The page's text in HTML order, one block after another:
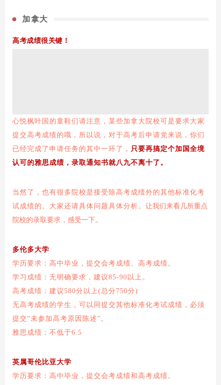
加拿大
高考成绩很关键！
心悦枫叶国的童鞋们请注意，某些加拿大院校可是要求大家
提交高考成绩的哦，所以说，对于高考后申请党来说，你们
已经完成了申请任务的其中一环了， 只要再搞定个加国全境
认可的雅思成绩，录取通知书就八九不离十了。
当然了，也有很多院校是接受除高考成绩外的其他标准化考
试成绩的。大家还请具体问题具体分析。 让我们来看几所重点
院校的录取要求，感受一下。
多伦多大学
学历要求：高中毕业，提交会考成绩、高考成绩。
学习成绩：无明确要求，建议85-90以上。
高考成绩：建议580分以上(总分750分)
无高考成绩的学生，可以同提交其他标准化考试成绩，必须
提交“未参加高考原因陈述”。
雅思成绩：不低于6.5
英属哥伦比亚大学
学历要求：高中毕业，提交会考成绩和高考成绩。